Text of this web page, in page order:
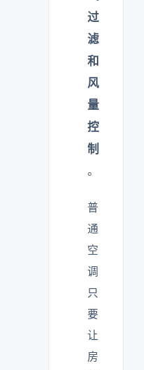
过
滤
和
风
量
控
制
。
普
通
空
调
只
要
让
房